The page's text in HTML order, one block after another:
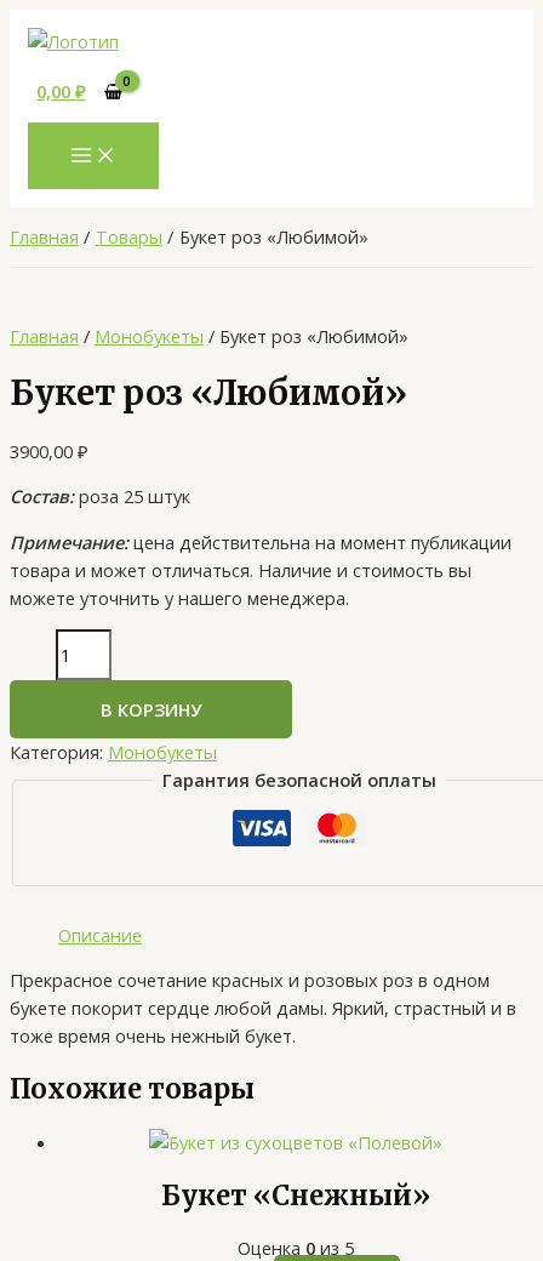
содержимому
0,00₽
Главная Товары Букет роз «Любимой»
Главная / Монобукеты / Букет роз «Любимой»
Букет роз «Любимой»
3900,00 ₽
Состав: роза 25 штук
Примечание: цена действительна на момент публикации
товара и может отличаться. Наличие и стоимость вы
можете уточнить у нашего менеджера.
товара
роз
«Любимой»
В КОРЗИНУ
Категория: Монобукеты
Гарантия безопасной оплаты
Описание
Прекрасное сочетание красных и розовых роз в одном
букете покорит сердце любой дамы. Яркий, страстный и в
тоже время очень нежный букет.
Похожие товары
Букет «Снежный»
Оценка 0 из 5